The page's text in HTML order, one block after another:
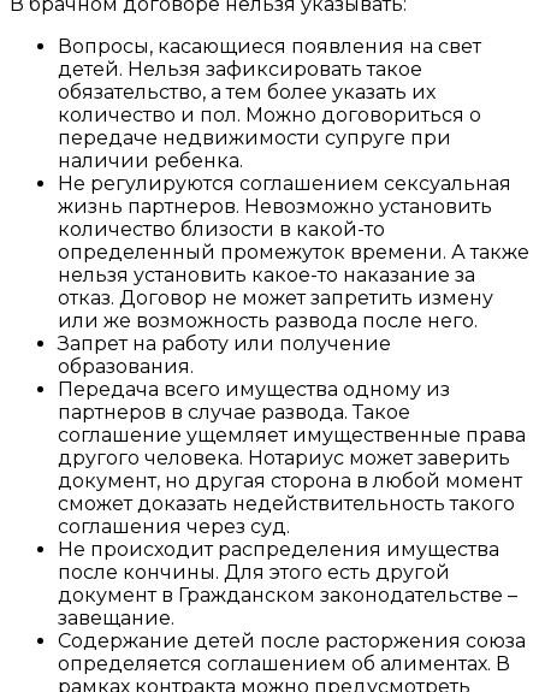
Вопросы, касающиеся появления на свет
детей. Нельзя зафиксировать такое
обязательство, а тем более указать их
количество и пол. Можно договориться о
передаче недвижимости супруге при
наличии ребенка.
Не регулируются соглашением сексуальная
жизнь партнеров. Невозможно установить
количество близости в какой-то
определенный промежуток времени. А также
нельзя установить какое-то наказание за
отказ. Договор не может запретить измену
или же возможность развода после него.
Запрет на работу или получение
образования.
Передача всего имущества одному из
партнеров в случае развода. Такое
соглашение ущемляет имущественные права
другого человека. Нотариус может заверить
документ, но другая сторона в любой момент
сможет доказать недействительность такого
соглашения через суд.
Не происходит распределения имущества
после кончины. Для этого есть другой
документ в Гражданском законодательстве –
завещание.
Содержание детей после расторжения союза
определяется соглашением об алиментах. В
рамках контракта можно предусмотреть